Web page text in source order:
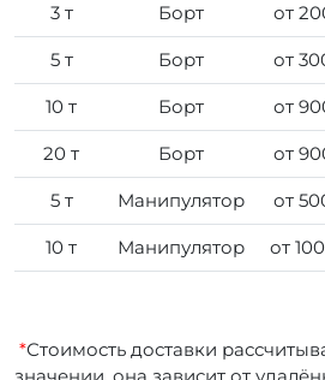
3 т Борт от
5 т Борт от
10 т Борт от
20 т Борт от
5 т Манипулятор от
10 т Манипулятор от
*Стоимость доставки